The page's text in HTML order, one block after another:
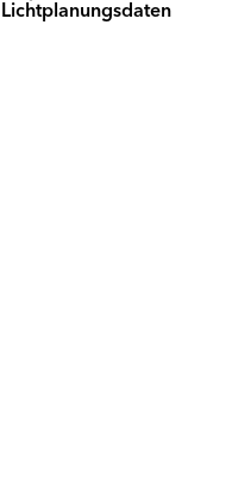
Lichtplanungsdaten